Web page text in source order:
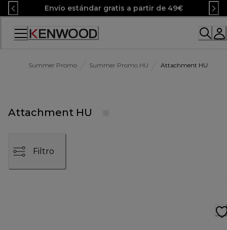
Skip
to
Content
Envío estándar gratis a partir de 49€
Accessibility
Summer Promo Summer Promo HU Attachment HU
Attachment HU
Filtro